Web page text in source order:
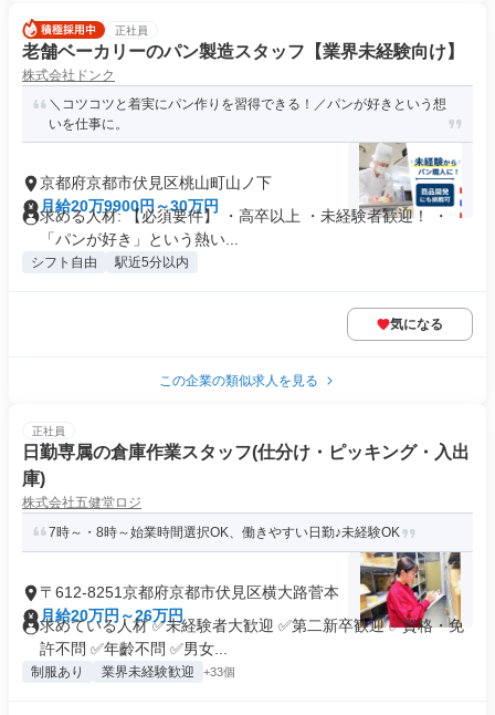
正社員
老舗ベーカリーのパン製造スタッフ【業界未経験向け】
株式会社ドンク
＼コツコツと着実にパン作りを習得できる！／パンが好きという想
いを仕事に。
京都府京都市伏見区桃山町山ノ下
月給20万9900円～30万円
求める人材: 【必須要件】 ・高卒以上 ・未経験者歓迎！ ・
「パンが好き」という熱い...
シフト自由 駅近5分以内
気になる
この企業の類似求人を見る
正社員
日勤専属の倉庫作業スタッフ(仕分け・ピッキング・入出
庫)
株式会社五健堂ロジ
7時～・8時～始業時間選択OK、働きやすい日勤♪未経験OK
〒612-8251京都府京都市伏見区横大路菅本
月給20万円～26万円
求めている人材 ✅未経験者大歓迎 ✅第二新卒歓迎 ✅資格・免
許不問 ✅年齡不問 ✅男女...
制服あり 業界未経験歓迎 +33個